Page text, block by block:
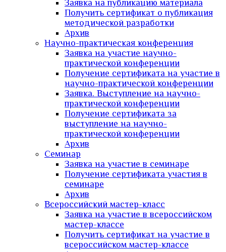
Заявка на публикацию материала
Получить сертификат о публикация
методической разработки
Архив
Научно-практическая конференция
Заявка на участие научно-
практической конференции
Получение сертификата на участие в
научно-практической конференции
Заявка. Выступление на научно-
практической конференции
Получение сертификата за
выступление на научно-
практической конференции
Архив
Семинар
Заявка на участие в семинаре
Получение сертификата участия в
семинаре
Архив
Всероссийский мастер-класс
Заявка на участие в всероссийском
мастер-классе
Получить сертификат на участие в
всероссийском мастер-классе